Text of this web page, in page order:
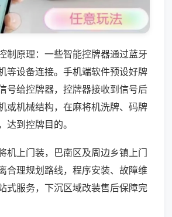
制原理：一些智能控牌器通过蓝牙
等设备连接。手机端软件预设好牌
号给控牌器，控牌器接收到信号后
或机械结构，在麻将机洗牌、码牌
达到控牌目的。
机上门装，巴南区及周边乡镇上门
合理规划路线，程序安装、故障维
式服务，下沉区域改装售后保障完